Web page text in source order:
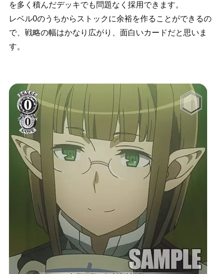
を多く積んだデッキでも問題なく採用できます。
レベル0のうちからストックに余裕を作ることができるの
で、戦略の幅はかなり広がり、面白いカードだと思いま
す。